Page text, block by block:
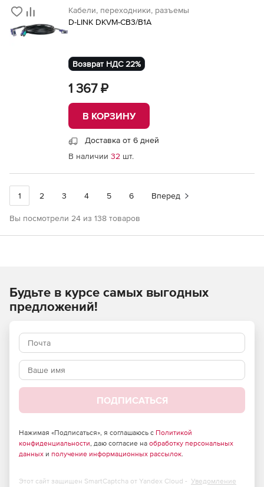
Кабели, переходники, разъемы
D-LINK DKVM-CB3/B1A
Возврат НДС 22%
1 367 ₽
В КОРЗИНУ
Доставка от 6 дней
В наличии 32 шт.
1 2 3 4 5 6 Вперед
Вы посмотрели 24 из 138 товаров
Будьте в курсе самых выгодных
предложений!
ПОДПИСАТЬСЯ
Нажимая «Подписаться», я соглашаюсь с Политикой
конфиденциальности, даю согласие на обработку персональных
данных и получение информационных рассылок.
Этот сайт защищен SmartCaptcha от Yandex Cloud - Уведомление